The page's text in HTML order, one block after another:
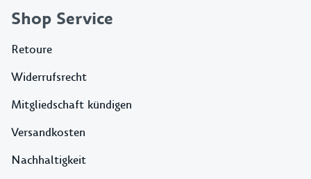
Shop Service
Retoure
Widerrufsrecht
Mitgliedschaft kündigen
Versandkosten
Nachhaltigkeit